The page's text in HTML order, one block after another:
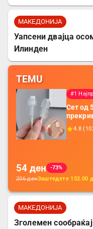
МАКЕДОНИЈА
Уапсени двајца
Илинден
TEMU
#1
Сет од
4.8 (
54 ден
-73%
206денЗаштедете 152.00
МАКЕДОНИЈА
Зголемен